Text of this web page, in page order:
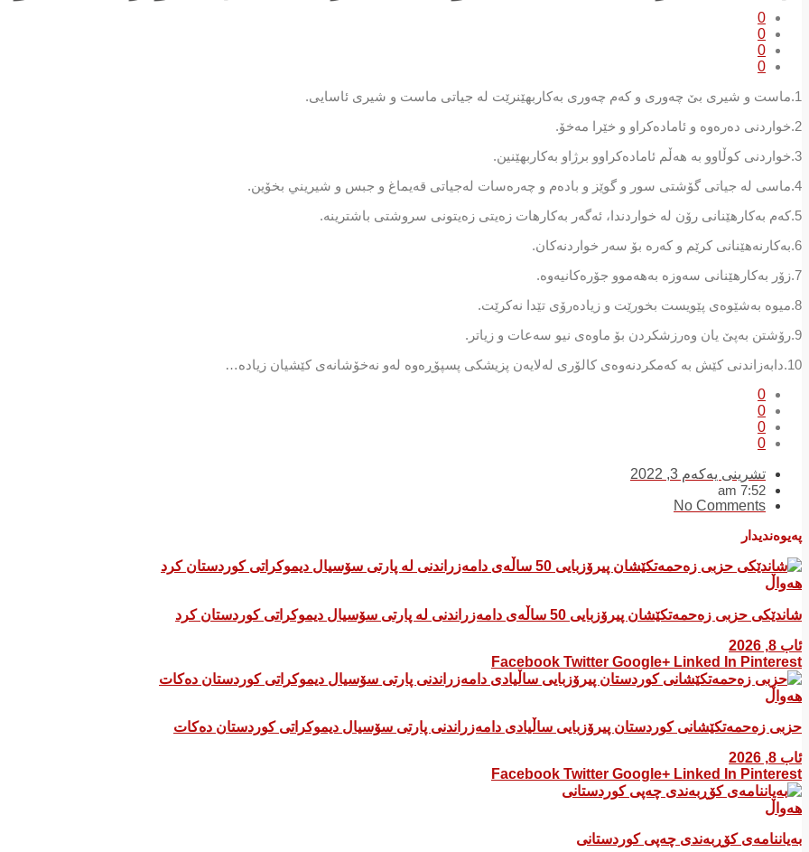
0
0
0
0
1.ماست و شیری بێ چەوری و کەم چەوری بەکاربهێنرێت لە جیاتی ماست و شیری ئاسایی.
2.خواردنی دەرەوە و ئامادەكراو و خێرا مەخۆ.
3.خواردنی كوڵاوو بە هەڵم ئامادەكراوو برژاو بەكاربهێنین.
4.ماسی لە جیاتی گۆشتی سور و گوێز و بادەم و چەرەسات لەجیاتی قەیماغ و جبس و شیریني بخۆین.
5.كەم بەكارهێنانی رۆن لە خواردندا، ئەگەر بەكارهات زەیتی زەیتونی سروشتی باشترینە.
6.بەكارنەهێنانی كرێم و كەرە بۆ سەر خواردنەكان.
7.زۆر بەكارهێنانی سەوزە بەهەموو جۆرەكانیەوە.
8.میوە بەشێوەی پێویست بخورێت و زیادەرۆی تێدا نەكرێت.
9.رۆشتن بەپێ یان وەرزشكردن بۆ ماوەی نیو سەعات و زیاتر.
10.دابەزاندنی كێش بە كەمكردنەوەی كالۆری لەلایەن پزیشكی پسپۆڕەوە لەو نەخۆشانەی كێشیان زيادە…
0
0
0
0
تشرینی یەکەم 3, 2022
7:52 am
No Comments
پەیوەندیدار
هەواڵ
شاندێکی حزبی زەحمەتکێشان پیرۆزبایی 50 ساڵەی دامەزراندنی لە پارتی سۆسیال دیموکراتی کوردستان کرد
ئاب 8, 2026
Facebook Twitter Google+ Linked In Pinterest
هەواڵ
​حزبی زەحمەتکێشانی کوردستان پیرۆزبایی ساڵیادی دامەزراندنی پارتی سۆسیال دیموکراتی کوردستان دەکات
ئاب 8, 2026
Facebook Twitter Google+ Linked In Pinterest
هەواڵ
بەیاننامەی کۆڕبەندی چەپی کوردستانی